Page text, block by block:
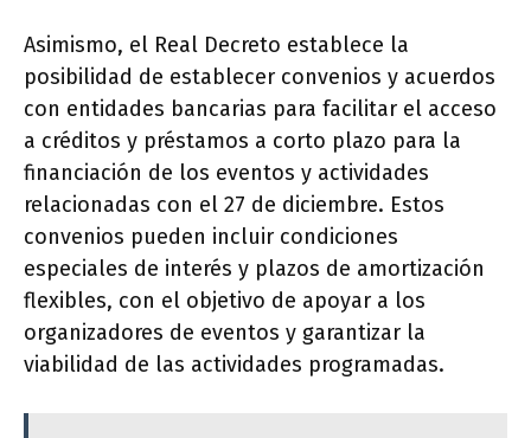
Asimismo, el Real Decreto establece la
posibilidad de establecer convenios y acuerdos
con entidades bancarias para facilitar el acceso
a créditos y préstamos a corto plazo para la
financiación de los eventos y actividades
relacionadas con el 27 de diciembre. Estos
convenios pueden incluir condiciones
especiales de interés y plazos de amortización
flexibles, con el objetivo de apoyar a los
organizadores de eventos y garantizar la
viabilidad de las actividades programadas.